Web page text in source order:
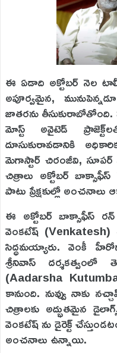
ఈ ఏడాది అక్టోబర్ నెల
అపూర్వమైన,
జాతరను తీసుకురాబోతోంది.
మోస్ట్ అవైటెడ్
దూసుకురావడానికి
మెగాస్టార్ చిరంజీవి, సూపర్
చిత్రాలు అక్టోబర్
పాటు ప్రేక్షకుల్లో
ఈ అక్టోబర్ బాక్సాఫీస్
వెంకటేష్ (Venkatesh)
సిద్ధమయ్యారు. వెంకీ
శ్రీనివాస్ దర్శకత్వంలో
(Aadarsha
కానుంది. నువ్వు నాకు
చిత్రాలకు అద్భుతమైన
వెంకటేష్ ను డైరెక్ట్
అంచనాలు ఉన్నాయి.